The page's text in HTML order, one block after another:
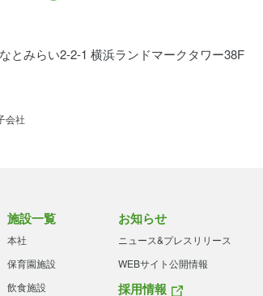
とみらい2-2-1 横浜ランドマークタワー38F
会社
施設一覧
本社
保育園施設
飲食施設
お知らせ
ニュース&プレスリリース
WEBサイト公開情報
採用情報